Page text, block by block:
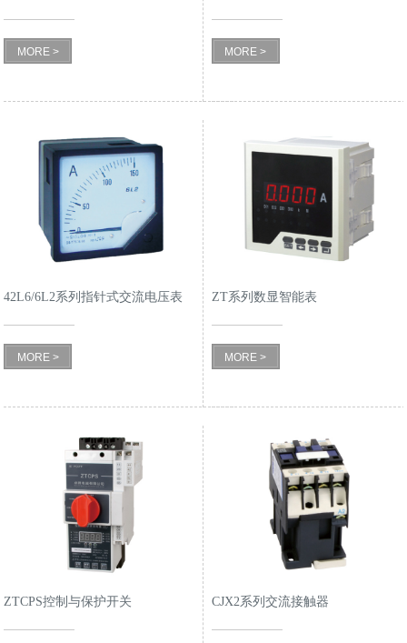
式电流互感器
MORE > MORE >
42L6/6L2系列指针式交流电压表
MORE >
ZT系列数显智能表
MORE >
ZTCPS控制与保护开关 CJX2系列交流接触器